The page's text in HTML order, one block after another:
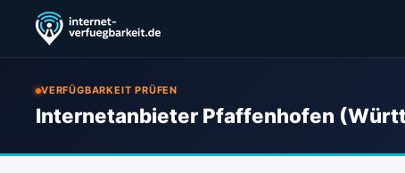
VERFÜGBARKEIT PRÜFEN
Internetanbieter Pfaffenhofen